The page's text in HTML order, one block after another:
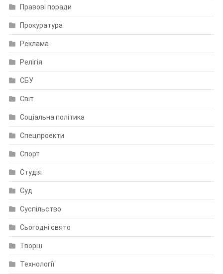
Правові поради
Прокуратура
Реклама
Релігія
СБУ
Світ
Соціальна політика
Спецпроекти
Спорт
Студія
Суд
Суспільство
Сьогодні свято
Творці
Технології